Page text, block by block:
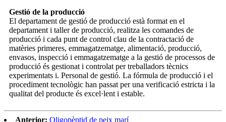
Gestió de la producció
El departament de gestió de producció està format en el
departament i taller de producció, realitza les comandes de
producció i cada punt de control clau de la contractació de
matèries primeres, emmagatzematge, alimentació, producció,
envasos, inspecció i emmagatzematge a la gestió de processos de
producció és gestionat i controlat per treballadors tècnics
experimentats i. Personal de gestió. La fórmula de producció i el
procediment tecnològic han passat per una verificació estricta i la
qualitat del producte és excel·lent i estable.
Anterior: Oligopèptid de peix marí